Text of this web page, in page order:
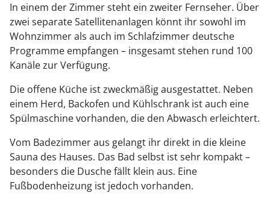
In einem der Zimmer steht ein zweiter Fernseher. Über
zwei separate Satellitenanlagen könnt ihr sowohl im
Wohnzimmer als auch im Schlafzimmer deutsche
Programme empfangen – insgesamt stehen rund 100
Kanäle zur Verfügung.
Die offene Küche ist zweckmäßig ausgestattet. Neben
einem Herd, Backofen und Kühlschrank ist auch eine
Spülmaschine vorhanden, die den Abwasch erleichtert.
Vom Badezimmer aus gelangt ihr direkt in die kleine
Sauna des Hauses. Das Bad selbst ist sehr kompakt –
besonders die Dusche fällt klein aus. Eine
Fußbodenheizung ist jedoch vorhanden.